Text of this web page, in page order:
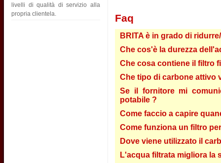
livelli di qualità di servizio alla
propria clientela.
Faq
BRITA è in grado di
Che cos'è la durezza
Che cosa contiene il filtro
Che tipo di carbone attivo
Se il fornitore mi
potabile ?
Come faccio a capire
Come funziona un filtro
Dove viene utilizzato il
L'acqua filtrata migliora la